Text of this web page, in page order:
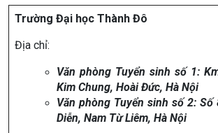
Trường Đại học Thành Đô
Địa chỉ:
Văn phòng Tuyển sinh số 1:
Kim Chung, Hoài Đức, Hà Nội
Văn phòng Tuyển sinh số 2: Số
Diễn, Nam Từ Liêm, Hà Nội